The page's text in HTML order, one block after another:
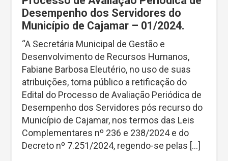
Desempenho dos Servidores do
Município de Cajamar – 01/2024.
“A Secretária Municipal de Gestão e
Desenvolvimento de Recursos Humanos,
Fabiane Barbosa Eleutério, no uso de suas
atribuições, torna público a retificação do
Edital do Processo de Avaliação Periódica de
Desempenho dos Servidores pós recurso do
Município de Cajamar, nos termos das Leis
Complementares nº 236 e 238/2024 e do
Decreto nº 7.251/2024, regendo-se pelas […]